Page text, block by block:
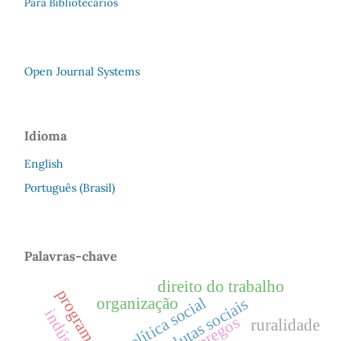
Para Bibliotecários
Open Journal Systems
Idioma
English
Português (Brasil)
Palavras-chave
política social
direito do trabalho
lutas sociais
organização
ruralidade